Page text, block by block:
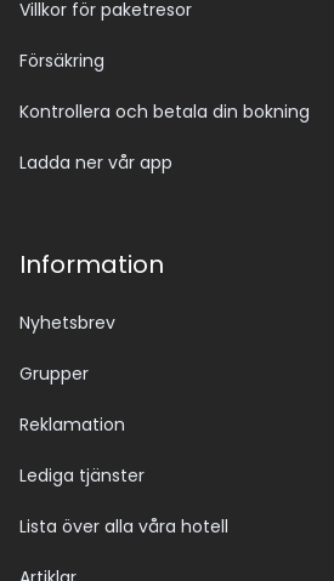
Villkor för paketresor
Försäkring
Kontrollera och betala din bokning
Ladda ner vår app
Information
Nyhetsbrev
Grupper
Reklamation
Lediga tjänster
Lista över alla våra hotell